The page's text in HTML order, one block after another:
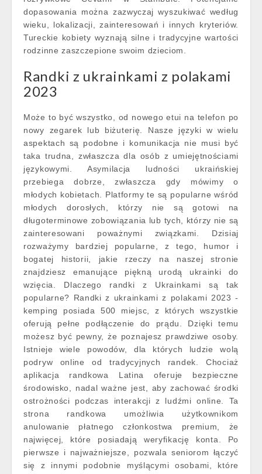
dopasowania można zazwyczaj wyszukiwać według
wieku, lokalizacji, zainteresowań i innych kryteriów.
Tureckie kobiety wyznają silne i tradycyjne wartości
rodzinne zaszczepione swoim dzieciom.
Randki z ukrainkami z polakami
2023
Może to być wszystko, od nowego etui na telefon po
nowy zegarek lub biżuterię. Nasze języki w wielu
aspektach są podobne i komunikacja nie musi być
taka trudna, zwłaszcza dla osób z umiejętnościami
językowymi. Asymilacja ludności ukraińskiej
przebiega dobrze, zwłaszcza gdy mówimy o
młodych kobietach. Platformy te są popularne wśród
młodych dorosłych, którzy nie są gotowi na
długoterminowe zobowiązania lub tych, którzy nie są
zainteresowani poważnymi związkami. Dzisiaj
rozważymy bardziej popularne, z tego, humor i
bogatej historii, jakie rzeczy na naszej stronie
znajdziesz emanujące piękną urodą ukrainki do
wzięcia. Dlaczego randki z Ukrainkami są tak
popularne? Randki z ukrainkami z polakami 2023 -
kemping posiada 500 miejsc, z których wszystkie
oferują pełne podłączenie do prądu. Dzięki temu
możesz być pewny, że poznajesz prawdziwe osoby.
Istnieje wiele powodów, dla których ludzie wolą
podryw online od tradycyjnych randek. Chociaż
aplikacja randkowa Latina oferuje bezpieczne
środowisko, nadal ważne jest, aby zachować środki
ostrożności podczas interakcji z ludźmi online. Ta
strona randkowa umożliwia użytkownikom
anulowanie płatnego członkostwa premium, że
najwięcej, które posiadają weryfikację konta. Po
pierwsze i najważniejsze, pozwala seniorom łączyć
się z innymi podobnie myślącymi osobami, które